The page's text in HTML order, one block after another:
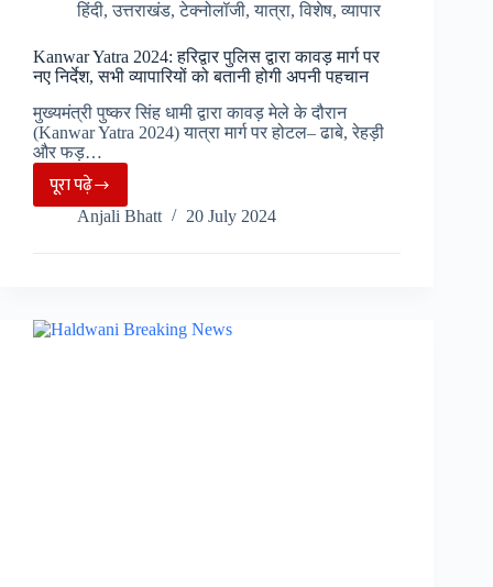
हिंदी,उत्तराखंड,टेक्नोलॉजी,यात्रा,विशेष,व्यापार
Kanwar Yatra 2024: हरिद्वार पुलिस द्वारा कावड़ मार्ग पर
नए निर्देश, सभी व्यापारियों को बतानी होगी अपनी पहचान
मुख्यमंत्री पुष्कर सिंह धामी द्वारा कावड़ मेले के दौरान
(Kanwar Yatra 2024) यात्रा मार्ग पर होटल– ढाबे, रेहड़ी
और फड़…
पूरा पढ़ेKanwar
Yatra
2024:
द्वारा
Anjali Bhatt 20 July 2024